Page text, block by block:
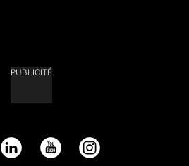
PUBLICITÉ
LinkedIn YouTube Instagram